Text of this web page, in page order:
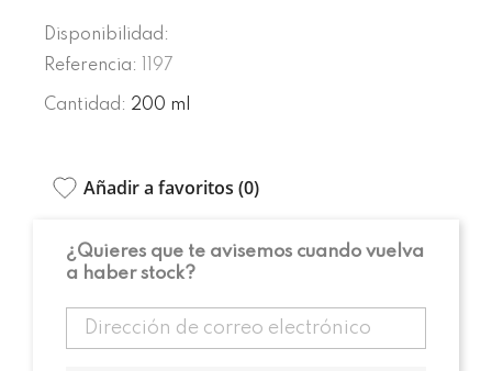
Disponibilidad:
Referencia:
1197
Cantidad: 200 ml
Añadir a favoritos (0)
¿Quieres que te avisemos cuando vuelva
a haber stock?